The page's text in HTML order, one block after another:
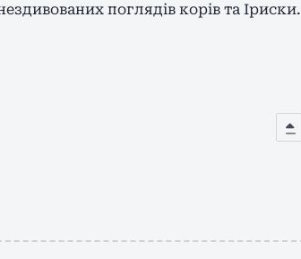
поглядів корів та Іриски.